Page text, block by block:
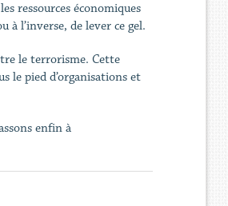
ressources économiques
l’inverse, de lever ce gel.
le terrorisme. Cette
le pied d’organisations et
enfin à